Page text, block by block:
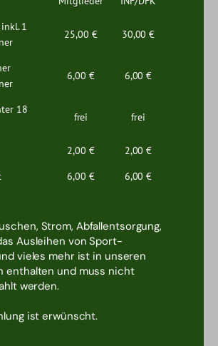
1
25,00 € 30,00 €
6,00 € 6,00 €
18
frei frei
2,00 €
2,00 €
6,00 € 6,00 €
Strom, Abfallentsorgung,
Ausleihen von Sport-
vieles mehr ist in unseren
enthalten und muss nicht
werden.
ist erwünscht.